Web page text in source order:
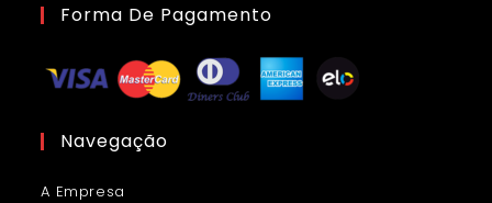
Forma De Pagamento
Navegação
A Empresa